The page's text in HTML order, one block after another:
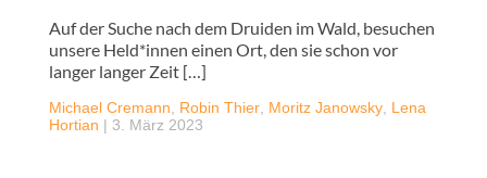
Auf der Suche nach dem Druiden im Wald, besuchen
unsere Held*innen einen Ort, den sie schon vor
langer langer Zeit […]
Michael Cremann Robin Thier Moritz Janowsky Lena
Hortian | 3. März 2023